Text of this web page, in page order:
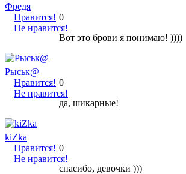
Фредя
Нравится!
Не нравится!
0
Вот это брови я понимаю! ))))
Рыськ@
Нравится!
Не нравится!
0
да, шикарные!
kiZka
Нравится!
Не нравится!
0
спасибо, девочки )))